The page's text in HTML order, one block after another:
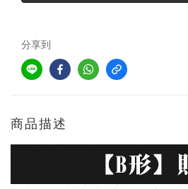
分享到
商品描述